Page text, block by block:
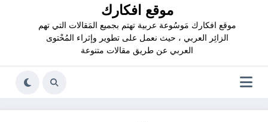
موقع افكارك
موقع افكارك مَوسُوعة عربية تهتم بجميع المَقالات التي تهم
الزائِر العربي ، حيث نعمل على تطوير وإثراء المُحْتوى
العربي عن طريق مقالات متنوعة